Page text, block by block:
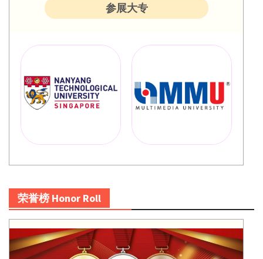
参展大专
荣誉榜 Honor Roll